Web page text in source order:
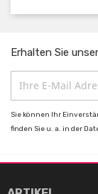
Erhalten Sie
Sie können Ihr
finden Sie u. a. in der